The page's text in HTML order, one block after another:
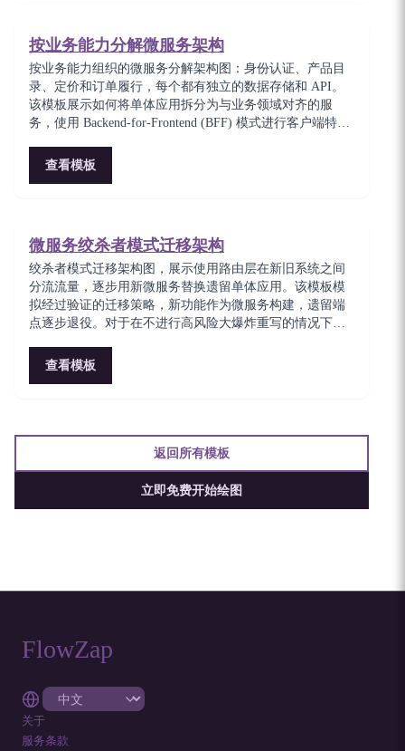
按业务能力分解微服务架构
按业务能力组织的微服务分解架构图：身份认证、产品目
录、定价和订单履行，每个都有独立的数据存储和 API。
该模板展示如何将单体应用拆分为与业务领域对齐的服
务，使用 Backend-for-Frontend (BFF) 模式进行客户端特定
查看模板
微服务绞杀者模式迁移架构
绞杀者模式迁移架构图，展示使用路由层在新旧系统之间
分流流量，逐步用新微服务替换遗留单体应用。该模板模
拟经过验证的迁移策略，新功能作为微服务构建，遗留端
点逐步退役。对于在不进行高风险大爆炸重写的情况下现
查看模板
返回所有模板
立即免费开始绘图
FlowZap
关于
服务条款